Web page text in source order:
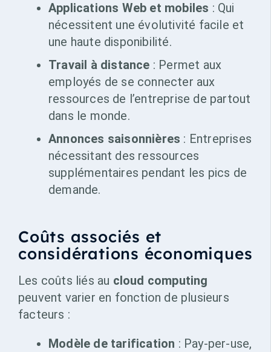
Applications Web et mobiles : Qui
nécessitent une évolutivité facile et
une haute disponibilité.
Travail à distance : Permet aux
employés de se connecter aux
ressources de l’entreprise de partout
dans le monde.
Annonces saisonnières : Entreprises
nécessitant des ressources
supplémentaires pendant les pics de
demande.
Coûts associés et
considérations économiques
Les coûts liés au cloud computing
peuvent varier en fonction de plusieurs
facteurs :
Modèle de tarification : Pay-per-use,